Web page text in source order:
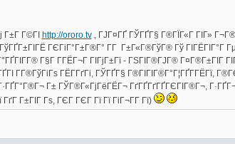
Г±Г Г©ГІ http://ororo.tv, ГЈГ¤ГҐ ГЎГҐГ§ Г®ГЇГ«Г ГІГ»
ГЄГіГ°Г±Г®Г° Г­Г Г±Г«Г®ГўГ® Гў ГІГЁГІГ°Г
Г§Г Г­ГЁГ¬Г ГІГјГ±Гї - ГЅГІГ®ГЈГ® Г¤Г®Г±ГІГ
Г­Г®ГўГіГѕ ГЁГ­ГґГі, ГЎГҐГ§ Г®ГІГІГ®Г°Г¦ГҐГ­ГЁГї,
Г± ГЎГ®Г«ГјГёГЁГ¬ ГґГҐГґГҐГЄГІГ®Г¬,
Г±ГІГ Гѕ, ГЄГ ГЄГ Гї Гї ГіГ¬Г­Г Гї)